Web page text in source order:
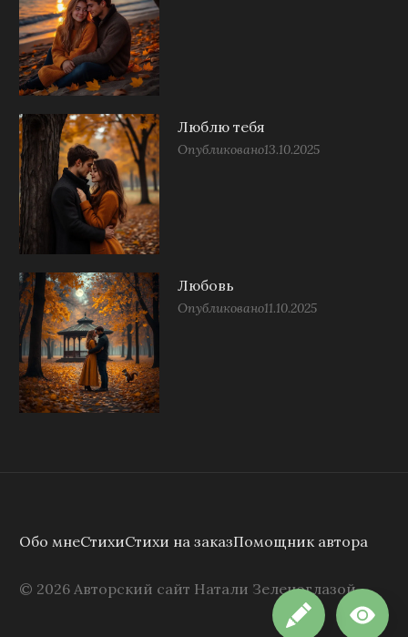
Люблю тебя
Опубликовано13.10.2025
Любовь
Опубликовано11.10.2025
Обо мнеСтихиСтихи на заказПомощник автора
© 2026 Авторский сайт Натали Зеленоглазой